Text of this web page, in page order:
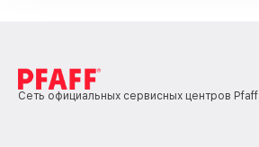
Сеть официальных сервисных центров Pfaff